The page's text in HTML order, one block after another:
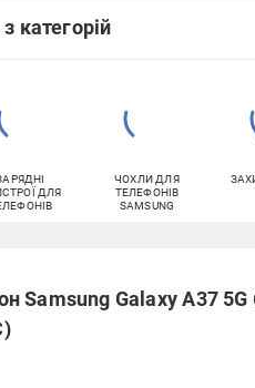
категорій
ДЛЯ
ЧОХЛИ ДЛЯ
ТЕЛЕФОНІВ
SAMSUNG
Samsung Galaxy A37